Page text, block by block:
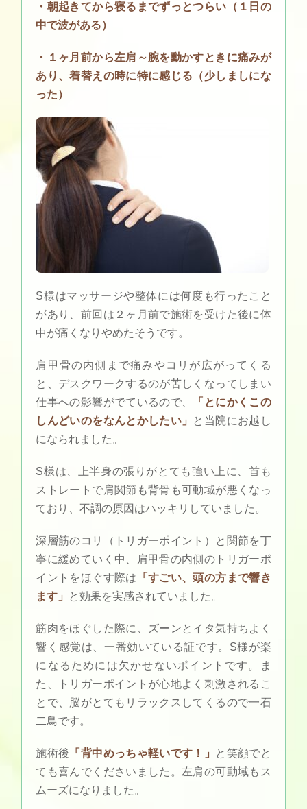
・朝起きてから寝るまでずっとつらい（１日の
中で波がある）
・１ヶ月前から左肩～腕を動かすときに痛みが
あり、着替えの時に特に感じる（少しましにな
った）
S様はマッサージや整体には何度も行ったこと
があり、前回は２ヶ月前で施術を受けた後に体
中が痛くなりやめたそうです。
肩甲骨の内側まで痛みやコリが広がってくる
と、デスクワークするのが苦しくなってしまい
仕事への影響がでているので、
「とにかくこの
しんどいのをなんとかしたい」
と当院にお越し
になられました。
S様は、上半身の張りがとても強い上に、首も
ストレートで肩関節も背骨も可動域が悪くなっ
ており、不調の原因はハッキリしていました。
深層筋のコリ（トリガーポイント）と関節を丁
寧に緩めていく中、肩甲骨の内側のトリガーポ
イントをほぐす際は 「すごい、頭の方まで響き
ます」
と効果を実感されていました。
筋肉をほぐした際に、ズーンとイタ気持ちよく
響く感覚は、一番効いている証です。S様が楽
になるためには欠かせないポイントです。ま
た、トリガーポイントが心地よく刺激されるこ
とで、脳がとてもリラックスしてくるので一石
二鳥です。
施術後 「背中めっちゃ軽いです！」
と笑顔でと
ても喜んでくださいました。左肩の可動域もス
ムーズになりました。